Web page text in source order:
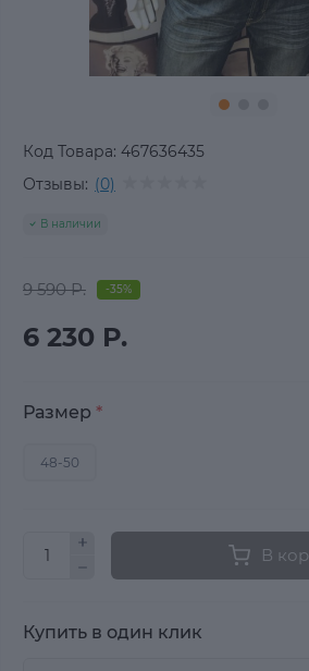
Код Товара: 467636435
Отзывы: (0)
В наличии
9 590 Р. -35%
6 230 Р.
Размер *
48-50
В
Купить в один клик